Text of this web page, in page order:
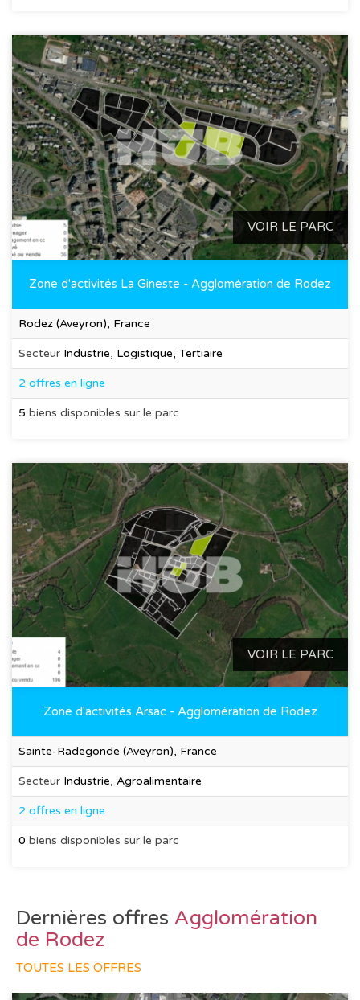
VOIR LE PARC
Zone d'activités La Gineste - Agglomération de Rodez
Rodez (Aveyron), France
Secteur Industrie, Logistique, Tertiaire
2 offres en ligne
5 biens disponibles sur le parc
VOIR LE PARC
Zone d'activités Arsac - Agglomération de Rodez
Sainte-Radegonde (Aveyron), France
Secteur Industrie, Agroalimentaire
2 offres en ligne
0 biens disponibles sur le parc
Dernières offres Agglomération
de Rodez
TOUTES LES OFFRES